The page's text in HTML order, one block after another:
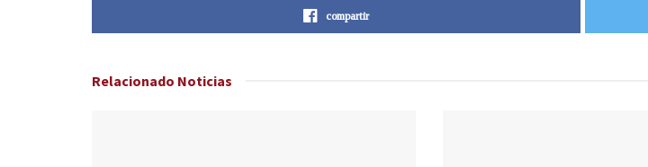
compartir
Relacionado Noticias